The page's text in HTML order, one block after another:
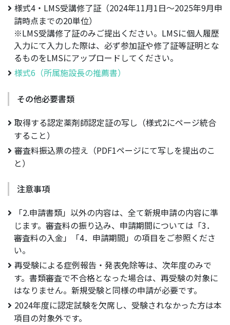
様式4・LMS受講修了証（2024年11月1日～2025年9月申
請時点までの20単位）
※LMS受講修了証のみご提出ください。LMSに個人履歴
入力にて入力した際は、必ず参加証や修了証等証明とな
るものをLMSにアップロードしてください。
様式6（所属施設長の推薦書）
その他必要書類
取得する認定薬剤師認定証の写し（様式2にページ統合
すること）
審査料振込票の控え（PDF1ページにて写しを提出のこ
と）
注意事項
「2.申請書類」以外の内容は、全て新規申請の内容に準
じます。審査料の振り込み、申請期間については「3．
審査料の入金」「4．申請期間」の項目をご参照くださ
い。
再受験による症例報告・発表免除等は、次年度のみで
す。書類審査で不合格となった場合は、再受験の対象に
はなりません。新規受験と同様の申請が必要です。
2024年度に認定試験を欠席し、受験されなかった方は本
項目の対象外です。